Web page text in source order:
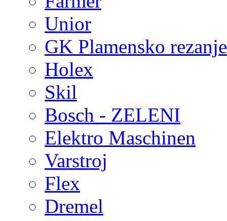
Unior
GK Plamensko
Holex
Skil
Bosch - ZELENI
Elektro Maschinen
Varstroj
Flex
Dremel